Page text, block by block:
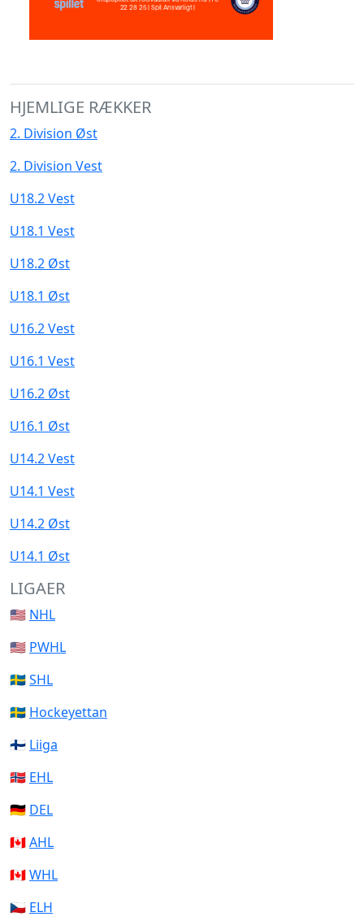
HJEMLIGE RÆKKER
2. Division Øst
2. Division Vest
U18.2 Vest
U18.1 Vest
U18.2 Øst
U18.1 Øst
U16.2 Vest
U16.1 Vest
U16.2 Øst
U16.1 Øst
U14.2 Vest
U14.1 Vest
U14.2 Øst
U14.1 Øst
LIGAER
🇺🇸 NHL
🇺🇸 PWHL
🇸🇪SHL
🇸🇪 Hockeyettan
🇫🇮 Liiga
🇳🇴 EHL
🇩🇪 DEL
🇨🇦AHL
🇨🇦WHL
🇨🇿 ELH